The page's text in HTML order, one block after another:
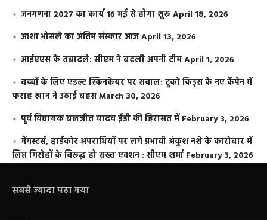
जनगणना 2027 का कार्य 16 मई से होगा शुरूApril 18, 2026
आशा भोसले का अंतिम संस्कार आजApril 13, 2026
आईएएस के तबादले: सीएम ने बदली अपनी टीमApril 1, 2026
बच्चों के लिए एडल्ट स्किनकेयर पर सवाल: टूको किड्स के नए कैंपेन में
फराह खान ने उठाई बहसMarch 30, 2026
पूर्व विधायक बलजीत यादव ईडी की हिरासत में February 3, 2026
गैंगस्टर्स, हार्डकोर अपराधियों पर लगे प्रभावी अंकुश नशे के कारोबार में
लिप्त गिरोहों के विरूद्ध हो सख्त एक्शन : सीएम शर्मा February 3, 2026
सबसे ज़्यादा पढ़ा गया